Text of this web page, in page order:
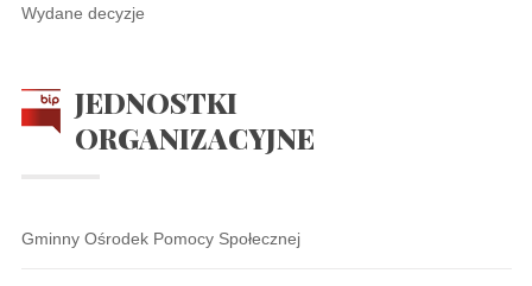
Wydane decyzje
JEDNOSTKI
ORGANIZACYJNE
Gminny Ośrodek Pomocy Społecznej